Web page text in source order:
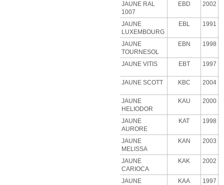
JAUNE RAL
1007
EBD 2002
JAUNE
LUXEMBOURG
EBL 1991
JAUNE
TOURNESOL
EBN 1998
JAUNE VITIS EBT 1997
JAUNE SCOTT KBC 2004
JAUNE
HELIODOR
KAU 2000
JAUNE
AURORE
KAT 1998
JAUNE
MELISSA
KAN 2003
JAUNE
CARIOCA
KAK 2002
JAUNE
KAA 1997